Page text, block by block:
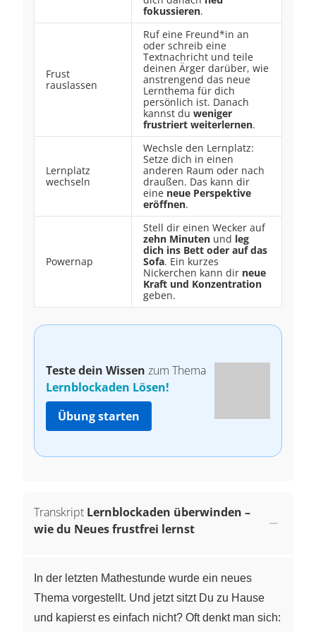
fokussieren.
Frust
rauslassen
Ruf eine Freund*in an
oder schreib eine
Textnachricht und teile
deinen Ärger darüber, wie
anstrengend das neue
Lernthema für dich
persönlich ist. Danach
kannst du weniger
frustriert weiterlernen.
Lernplatz
wechseln
Wechsle den Lernplatz:
Setze dich in einen
anderen Raum oder nach
draußen. Das kann dir
eine neue Perspektive
eröffnen.
Powernap
Stell dir einen Wecker auf
zehn Minuten und leg
dich ins Bett oder auf das
Sofa. Ein kurzes
Nickerchen kann dir neue
Kraft und Konzentration
geben.
Teste dein Wissen zum Thema
Lernblockaden Lösen!
Übung starten
Transkript Lernblockaden überwinden –
wie du Neues frustfrei lernst
In der letzten Mathestunde wurde ein neues
Thema vorgestellt. Und jetzt sitzt Du zu Hause
und kapierst es einfach nicht? Oft denkt man sich: